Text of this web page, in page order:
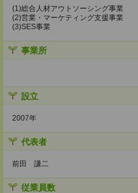
(1)総合人材アウトソーシング事業
(2)営業・マーケティング支援事業
(3)SES事業
事業所
設立
2007年
代表者
前田 謙二
従業員数